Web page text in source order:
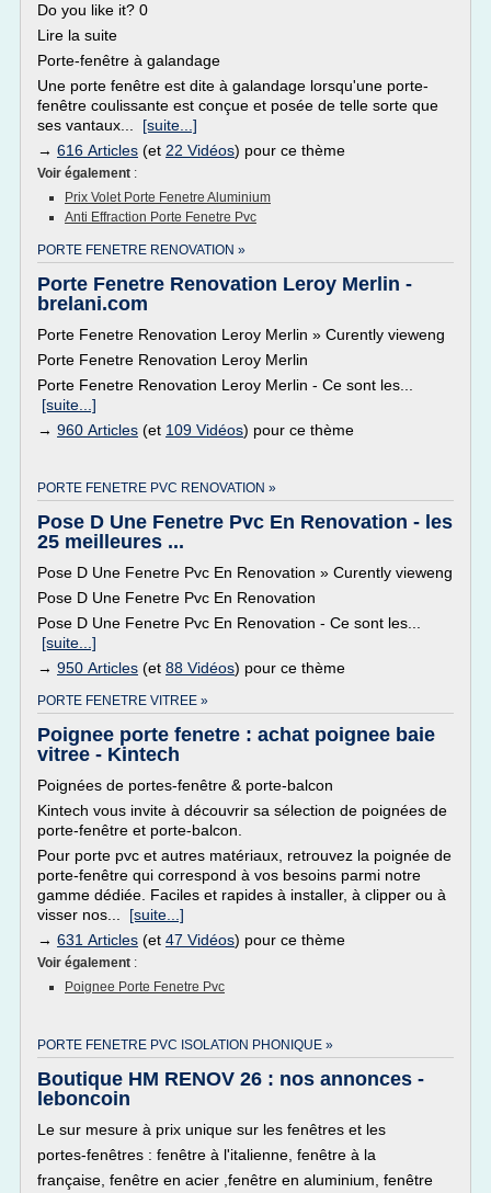
Do you like it? 0
Lire la suite
Porte-fenêtre à galandage
Une porte fenêtre est dite à galandage lorsqu'une porte-
fenêtre coulissante est conçue et posée de telle sorte que
ses vantaux... [suite...]
→ 616 Articles (et 22 Vidéos) pour ce thème
Voir également :
Prix Volet Porte Fenetre Aluminium
Anti Effraction Porte Fenetre Pvc
PORTE FENETRE RENOVATION »
Porte Fenetre Renovation Leroy Merlin -
brelani.com
Porte Fenetre Renovation Leroy Merlin » Curently vieweng
Porte Fenetre Renovation Leroy Merlin
Porte Fenetre Renovation Leroy Merlin - Ce sont les...
[suite...]
→ 960 Articles (et 109 Vidéos) pour ce thème
PORTE FENETRE PVC RENOVATION »
Pose D Une Fenetre Pvc En Renovation - les
25 meilleures ...
Pose D Une Fenetre Pvc En Renovation » Curently vieweng
Pose D Une Fenetre Pvc En Renovation
Pose D Une Fenetre Pvc En Renovation - Ce sont les...
[suite...]
→ 950 Articles (et 88 Vidéos) pour ce thème
PORTE FENETRE VITREE »
Poignee porte fenetre : achat poignee baie
vitree - Kintech
Poignées de portes-fenêtre & porte-balcon
Kintech vous invite à découvrir sa sélection de poignées de
porte-fenêtre et porte-balcon.
Pour porte pvc et autres matériaux, retrouvez la poignée de
porte-fenêtre qui correspond à vos besoins parmi notre
gamme dédiée. Faciles et rapides à installer, à clipper ou à
visser nos... [suite...]
→ 631 Articles (et 47 Vidéos) pour ce thème
Voir également :
Poignee Porte Fenetre Pvc
PORTE FENETRE PVC ISOLATION PHONIQUE »
Boutique HM RENOV 26 : nos annonces -
leboncoin
Le sur mesure à prix unique sur les fenêtres et les
portes-fenêtres : fenêtre à l'italienne, fenêtre à la
française, fenêtre en acier ,fenêtre en aluminium, fenêtre